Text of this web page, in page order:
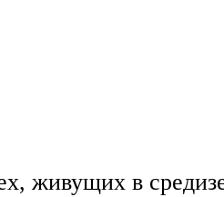
живущих в